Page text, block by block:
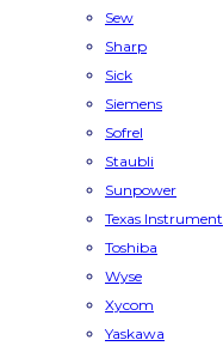
Sew
Sharp
Sick
Siemens
Sofrel
Staubli
Sunpower
Texas Instrument
Toshiba
Wyse
Xycom
Yaskawa